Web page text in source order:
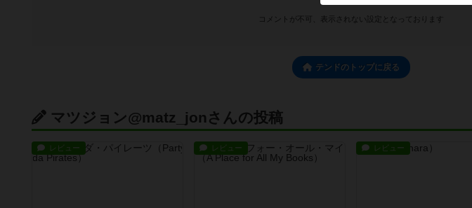
コメントが不可、表示されない設定となっております
テンドのトップに戻る
マツジョン@matz_jonさんの投稿
レビュー レビュー レビュー